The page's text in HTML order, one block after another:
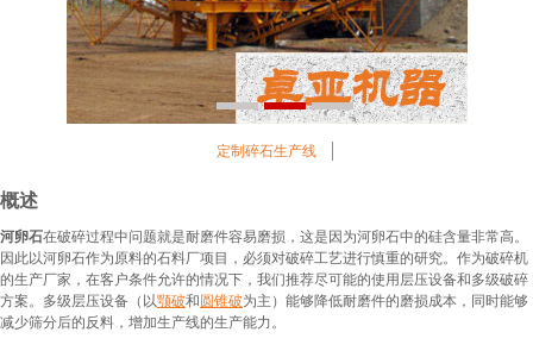
定制碎石生产线
概述
河卵石在破碎过程中问题就是耐磨件容易磨损，这是因为河卵石中的硅含量非常高。
因此以河卵石作为原料的石料厂项目，必须对破碎工艺进行慎重的研究。作为破碎机
的生产厂家，在客户条件允许的情况下，我们推荐尽可能的使用层压设备和多级破碎
方案。多级层压设备（以颚破和圆锥破为主）能够降低耐磨件的磨损成本，同时能够
减少筛分后的反料，增加生产线的生产能力。